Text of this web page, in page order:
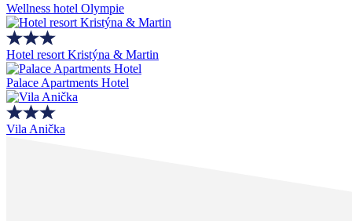
Wellness hotel Olympie
Hotel resort Kristýna & Martin
Palace Apartments Hotel
Vila Anička